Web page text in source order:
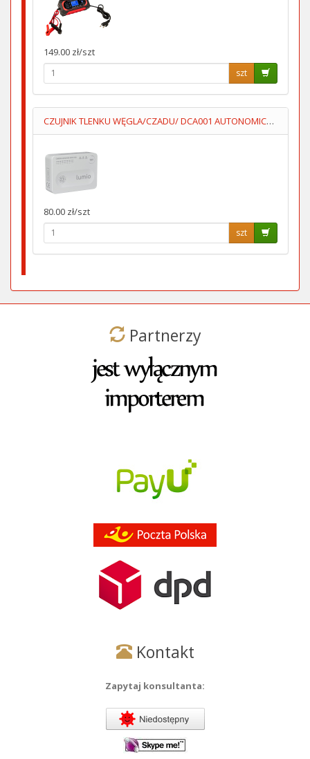
149.00 zł/szt
szt
CZUJNIK TLENKU WĘGLA/CZADU/ DCA001 AUTONOMICZNY 3XAA LUMIO
80.00 zł/szt
szt
Partnerzy
Kontakt
Zapytaj konsultanta: